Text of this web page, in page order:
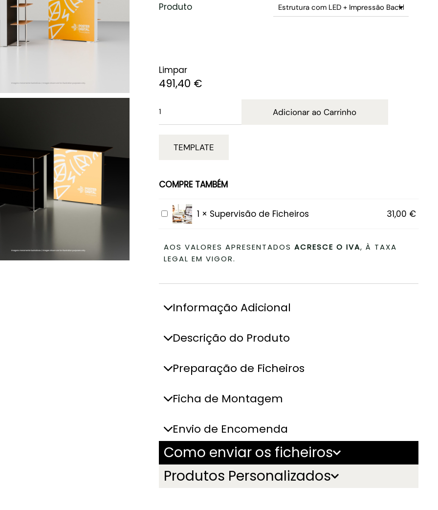
Produto
Limpar
491,40 €
Adicionar ao Carrinho
TEMPLATE
COMPRE TAMBÉM
S
E
R
I
Ã
E
E
S
1 × Supervisão de Ficheiros 31,00 €
AOS VALORES APRESENTADOS ACRESCE O IVA, À TAXA
LEGAL EM VIGOR.
Informação Adicional
Descrição do Produto
Preparação de Ficheiros
Ficha de Montagem
Envio de Encomenda
Como enviar os ficheiros
Produtos Personalizados